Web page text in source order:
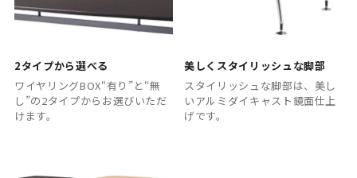
2タイプから選べる
ワイヤリングBOX“有り”と“無
し”の2タイプからお選びいただ
けます。
美しくスタイリッシュな脚部
スタイリッシュな脚部は、美し
いアルミダイキャスト鏡面仕上
げです。